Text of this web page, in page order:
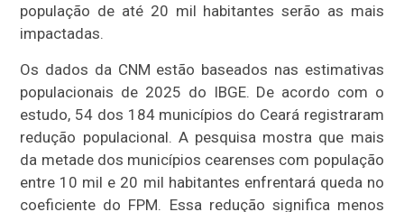
população de até 20 mil habitantes serão as mais
impactadas.
Os dados da CNM estão baseados nas estimativas
populacionais de 2025 do IBGE. De acordo com o
estudo, 54 dos 184 municípios do Ceará registraram
redução populacional. A pesquisa mostra que mais
da metade dos municípios cearenses com população
entre 10 mil e 20 mil habitantes enfrentará queda no
coeficiente do FPM. Essa redução significa menos